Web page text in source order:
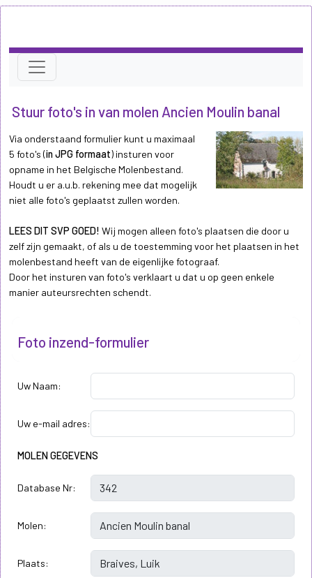
Stuur foto's in van molen Ancien Moulin banal
Via onderstaand formulier kunt u maximaal
5 foto's (in JPG formaat) insturen voor
opname in het Belgische Molenbestand.
Houdt u er a.u.b. rekening mee dat mogelijk
niet alle foto's geplaatst zullen worden.
LEES DIT SVP GOED! Wij mogen alleen foto's plaatsen die door u
zelf zijn gemaakt, of als u de toestemming voor het plaatsen in het
molenbestand heeft van de eigenlijke fotograaf.
Door het insturen van foto's verklaart u dat u op geen enkele
manier auteursrechten schendt.
Foto inzend-formulier
Uw Naam:
Uw e-mail adres:
MOLEN GEGEVENS
Database Nr:
Molen:
Plaats: